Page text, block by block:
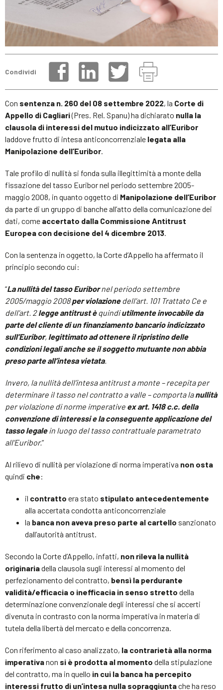
Condividi
Con sentenza n. 260 del 08 settembre 2022, la Corte di
Appello di Cagliari(Pres. Rel. Spanu) ha dichiarato nulla la
clausola di interessi del mutuo indicizzato all’Euribor
laddove frutto di intesa anticoncorrenziale legata alla
Manipolazione dell’Euribor.
Tale profilo di nullità si fonda sulla illegittimità a monte della
fissazione del tasso Euribor nel periodo settembre 2005-
maggio 2008, in quanto oggetto di Manipolazione dell’Euribor
da parte di un gruppo di banche all’atto della comunicazione dei
dati, come accertato dalla Commissione Antitrust
Europea con decisione del 4 dicembre 2013.
Con la sentenza in oggetto, la Corte d’Appello ha affermato il
principio secondo cui:
“La nullità del tasso Euribornel periodo settembre
2005/maggio 2008per violazionedell’art. 101 Trattato Ce e
dell’art. 2legge antitrust èquindiutilmente invocabile da
parte del cliente di un finanziamento bancario indicizzato
sull’Euribor, legittimato ad ottenere il ripristino delle
condizioni legali anche se il soggetto mutuante non abbia
preso parte all’intesa vietata.
Invero, la nullità dell’intesa antitrust a monte – recepita per
determinare il tasso nel contratto a valle – comporta lanullità
per violazione di norme imperative ex art. 1418 c.c. della
convenzione di interessi e la conseguente applicazione del
tasso legalein luogo del tasso contrattuale parametrato
all’Euribor.”
Al rilievo di nullità per violazione di norma imperativa non osta
quindi che:
il contratto era stato stipulato antecedentemente
alla accertata condotta anticoncorrenziale
la banca non aveva preso parte al cartello sanzionato
dall’autorità antitrust.
Secondo la Corte d’Appello, infatti, non rileva la nullità
originariadella clausola sugli interessi al momento del
perfezionamento del contratto, bensì la perdurante
validità/efficacia o inefficacia in senso stretto della
determinazione convenzionale degli interessi che si accerti
divenuta in contrasto con la norma imperativa in materia di
tutela della libertà del mercato e della concorrenza.
Con riferimento al caso analizzato, la contrarietà alla norma
imperativanon si è prodotta al momento della stipulazione
del contratto, ma in quello in cui la banca ha percepito
interessi frutto di un’intesa nulla sopraggiuntache ha reso